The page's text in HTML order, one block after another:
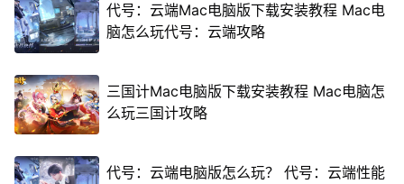
代号：云端Mac电脑版下载安装教程 Mac电
脑怎么玩代号：云端攻略
三国计Mac电脑版下载安装教程 Mac电脑怎
么玩三国计攻略
代号：云端电脑版怎么玩？ 代号：云端性能